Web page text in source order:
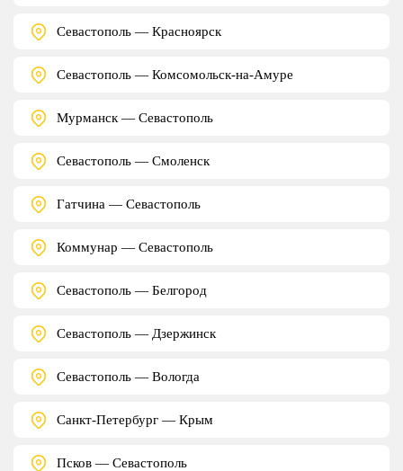
Севастополь — Красноярск
Севастополь — Комсомольск-на-Амуре
Мурманск — Севастополь
Севастополь — Смоленск
Гатчина — Севастополь
Коммунар — Севастополь
Севастополь — Белгород
Севастополь — Дзержинск
Севастополь — Вологда
Санкт-Петербург — Крым
Псков — Севастополь